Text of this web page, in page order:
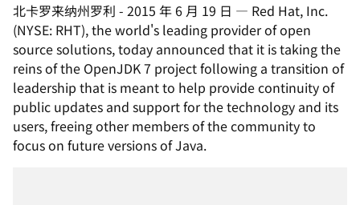
北卡罗来纳州罗利 - 2015 年 6 月 19 日 — Red Hat, Inc.
(NYSE: RHT), the world's leading provider of open
source solutions, today announced that it is taking the
reins of the OpenJDK 7 project following a transition of
leadership that is meant to help provide continuity of
public updates and support for the technology and its
users, freeing other members of the community to
focus on future versions of Java.